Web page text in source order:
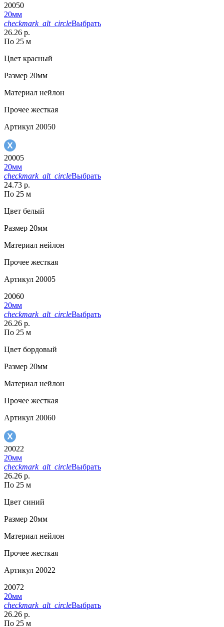
20050
20мм
checkmark_alt_circleВыбрать
26.26 р.
По 25 м
Цвет красный
Размер 20мм
Материал нейлон
Прочее жесткая
Артикул 20050
20005
20мм
checkmark_alt_circleВыбрать
24.73 р.
По 25 м
Цвет белый
Размер 20мм
Материал нейлон
Прочее жесткая
Артикул 20005
20060
20мм
checkmark_alt_circleВыбрать
26.26 р.
По 25 м
Цвет бордовый
Размер 20мм
Материал нейлон
Прочее жесткая
Артикул 20060
20022
20мм
checkmark_alt_circleВыбрать
26.26 р.
По 25 м
Цвет синий
Размер 20мм
Материал нейлон
Прочее жесткая
Артикул 20022
20072
20мм
checkmark_alt_circleВыбрать
26.26 р.
По 25 м